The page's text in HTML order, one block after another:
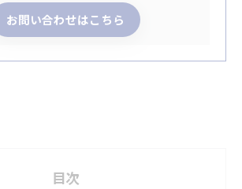
お問い合わせはこちら
目次